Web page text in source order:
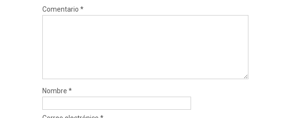
Comentario *
Nombre *